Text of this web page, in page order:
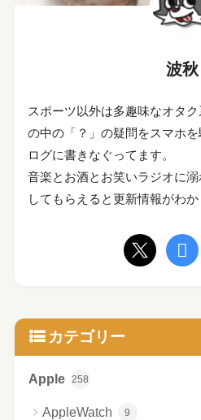
波秋
スポーツ以外は多趣味なオタ
の中の「？」の疑問をスマホ
ログに書きなぐってます。
音楽とお酒とお笑いラジオに
してもらえると更新情報がわか
カテゴリー
Apple 258
AppleWatch 9